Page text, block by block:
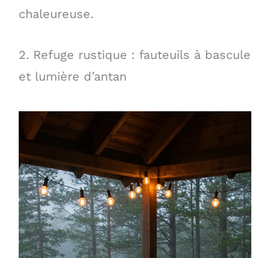
chaleureuse.
2. Refuge rustique : fauteuils à bascule
et lumière d’antan